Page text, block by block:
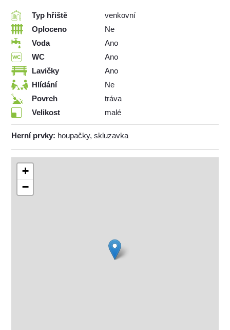
Typ hřiště
venkovní
Oploceno
Ne
Voda
Ano
WC
Ano
Lavičky
Ano
Hlídání
Ne
Povrch
tráva
Velikost
malé
Herní prvky: houpačky, skluzavka
+
−